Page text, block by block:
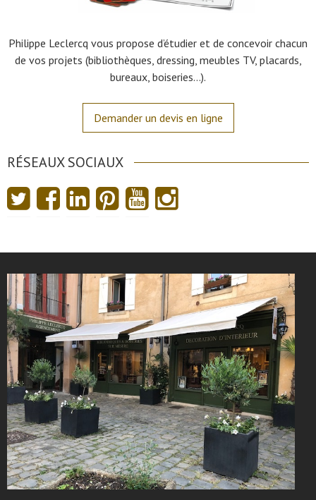
Philippe Leclercq vous propose d’étudier et de concevoir chacun
de vos projets (bibliothèques, dressing, meubles TV, placards,
bureaux, boiseries…).
Demander un devis en ligne
RÉSEAUX SOCIAUX